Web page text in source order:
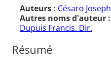
Auteurs : Césaro Joseph
Autres noms d'auteur :
Dupuis Francis. Dir.
Résumé